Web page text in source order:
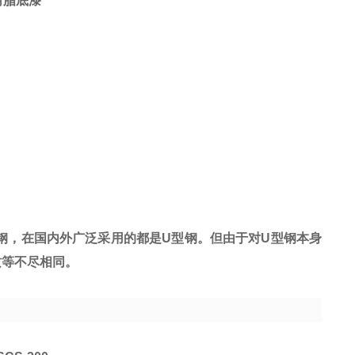
，在国内外广泛采用的都是U型钢。但由于对U型钢本身
不尽相同。